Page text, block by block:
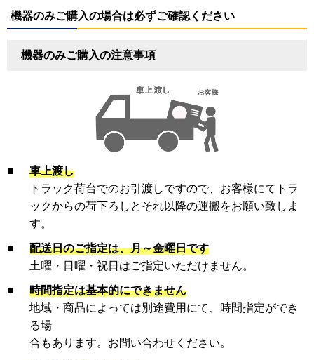
機器のみご購入の場合は必ずご確認ください
機器のみご購入の注意事項
■
車上渡し
トラック荷台でのお引渡しですので、お客様にてトラ
ックからの荷下ろしとそれ以降の運搬をお願い致しま
す。
■
配送日のご指定は、月～金曜日です
土曜・日曜・祝日はご指定いただけません。
■
時間指定は基本的にできません
地域・商品によっては別途費用にて、時間指定ができ
る場
合もあります。お問い合わせください。